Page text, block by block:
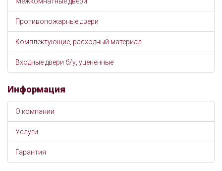
Противопожарные двери
Комплектующие, расходный материал
Входные двери б/у, уцененные
Информация
О компании
Услуги
Гарантия